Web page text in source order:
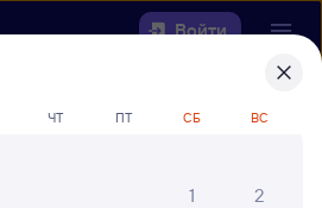
Войти
чтобы найтиж/д
— Яшкино
42 млн путешествуют с
ЧТ ПТ СБ ВС
1
2